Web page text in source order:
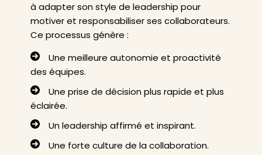
à adapter son style de leadership pour
motiver et responsabiliser ses collaborateurs.
Ce processus génère :
Une meilleure autonomie et proactivité
des équipes.
Une prise de décision plus rapide et plus
éclairée.
Un leadership affirmé et inspirant.
Une forte culture de la collaboration.